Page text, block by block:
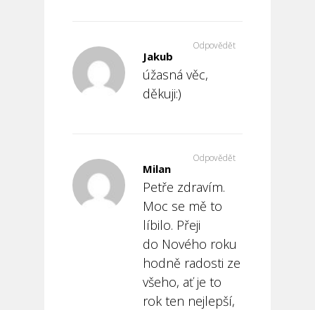
Jakub
úžasná věc,
děkuji:)
Odpovědět
Milan
Petře zdravím.
Moc se mě to
líbilo. Přeji
do Nového roku
hodně radosti ze
všeho, ať je to
rok ten nejlepší,
Odpovědět